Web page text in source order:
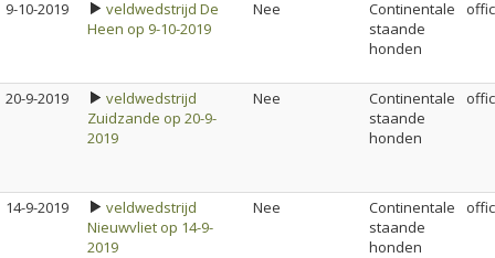
9-10-2019
veldwedstrijd De
Heen op 9-10-2019
Nee
Continentale
staande
honden
20-9-2019
veldwedstrijd
Zuidzande op 20-9-
2019
Nee
Continentale
staande
honden
14-9-2019
veldwedstrijd
Nieuwvliet op 14-9-
2019
Nee
Continentale
staande
honden